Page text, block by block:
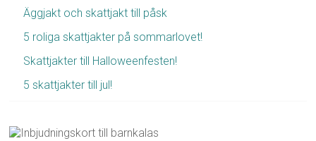
Äggjakt och skattjakt till påsk
5 roliga skattjakter på sommarlovet!
Skattjakter till Halloweenfesten!
5 skattjakter till jul!